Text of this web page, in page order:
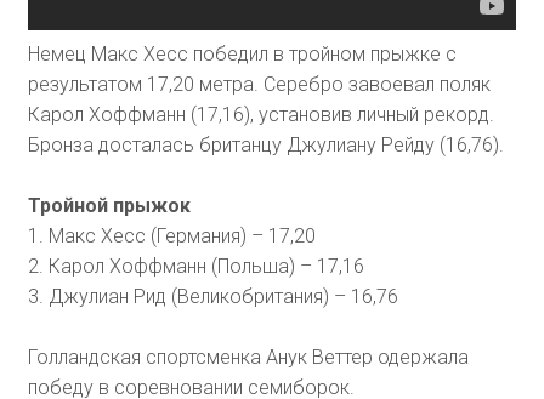
Немец Макс Хесс победил в тройном прыжке с
результатом 17,20 метра. Серебро завоевал поляк
Карол Хоффманн (17,16), установив личный рекорд.
Бронза досталась британцу Джулиану Рейду (16,76).
Тройной прыжок
1. Макс Хесс (Германия) – 17,20
2. Карол Хоффманн (Польша) – 17,16
3. Джулиан Рид (Великобритания) – 16,76
Голландская спортсменка Анук Веттер одержала
победу в соревновании семиборок.